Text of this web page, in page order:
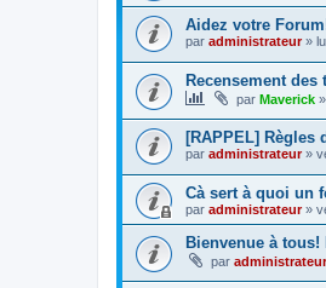
Aidez votre
par administrateur»
Recensement
par Maverick »
[RAPPEL] Règles
par administrateur»
Cà sert à quoi un
par administrateur»
Bienvenue à
par administrateur